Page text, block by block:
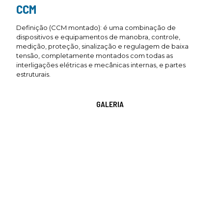
CCM
Definição (CCM montado): é uma combinação de
dispositivos e equipamentos de manobra, controle,
medição, proteção, sinalização e regulagem de baixa
tensão, completamente montados com todas as
interligações elétricas e mecânicas internas, e partes
estruturais.
GALERIA